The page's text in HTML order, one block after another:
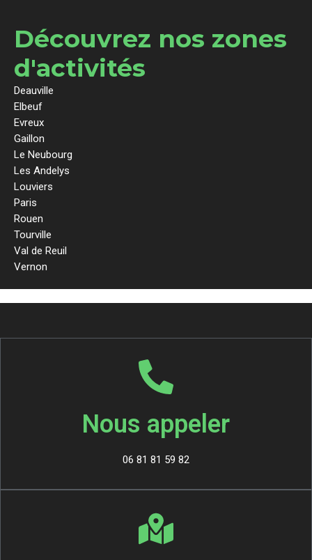
Découvrez nos zones
d'activités
Deauville
Elbeuf
Evreux
Gaillon
Le Neubourg
Les Andelys
Louviers
Paris
Rouen
Tourville
Val de Reuil
Vernon
Nous appeler
06 81 81 59 82